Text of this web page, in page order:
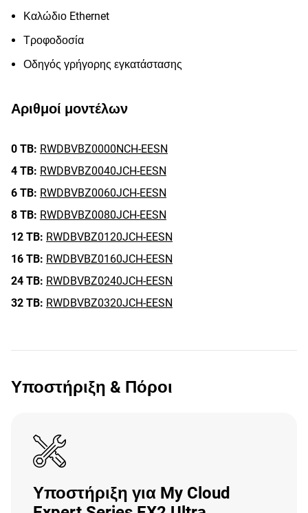
Καλώδιο Ethernet
Τροφοδοσία
Οδηγός γρήγορης εγκατάστασης
Αριθμοί μοντέλων
0 TB: RWDBVBZ0000NCH-EESN
4 TB: RWDBVBZ0040JCH-EESN
6 TB: RWDBVBZ0060JCH-EESN
8 TB: RWDBVBZ0080JCH-EESN
12 TB: RWDBVBZ0120JCH-EESN
16 TB: RWDBVBZ0160JCH-EESN
24 TB: RWDBVBZ0240JCH-EESN
32 TB: RWDBVBZ0320JCH-EESN
Υποστήριξη & Πόροι
Υποστήριξη για My Cloud